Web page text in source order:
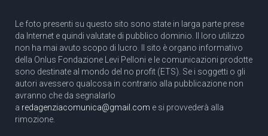
Le foto presenti su questo sito sono state in larga parte prese
da Internet e quindi valutate di pubblico dominio. Il loro utilizzo
non ha mai avuto scopo di lucro. Il sito è organo informativo
della Onlus Fondazione Levi Pelloni e le comunicazioni prodotte
sono destinate al mondo del no profit (ETS). Se i soggetti o gli
autori avessero qualcosa in contrario alla pubblicazione non
avranno che da segnalarlo
a redagenziacomunica@gmail.com e si provvederà alla
rimozione.